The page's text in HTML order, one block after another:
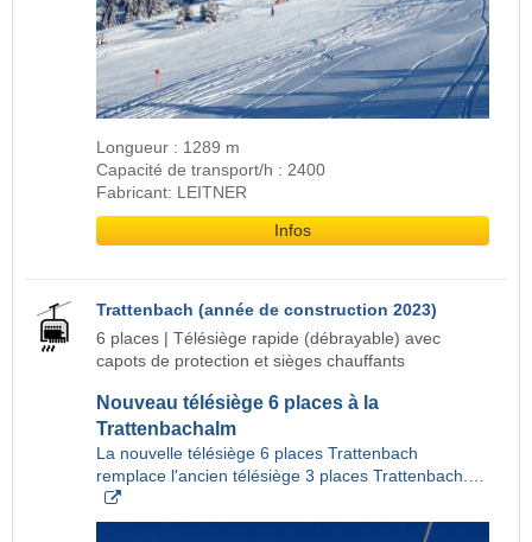
Longueur : 1289 m
Capacité de transport/h : 2400
Fabricant: LEITNER
Infos
Trattenbach (année de construction 2023)
6 places | Télésiège rapide (débrayable) avec
capots de protection et sièges chauffants
Nouveau télésiège 6 places à la
Trattenbachalm
La nouvelle télésiège 6 places Trattenbach
remplace l'ancien télésiège 3 places Trattenbach.…